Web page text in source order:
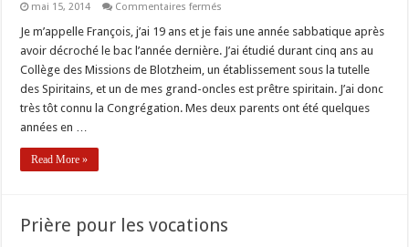
mai 15, 2014 Commentaires fermés
d’Afrique
Je m’appelle François, j’ai 19 ans et je fais une année sabbatique après
avoir décroché le bac l’année dernière. J’ai étudié durant cinq ans au
Collège des Missions de Blotzheim, un établissement sous la tutelle
des Spiritains, et un de mes grand-oncles est prêtre spiritain. J’ai donc
très tôt connu la Congrégation. Mes deux parents ont été quelques
années en …
Read More »
Prière pour les vocations